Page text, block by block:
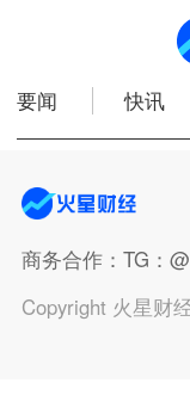
要闻 快讯
商务合作：TG：
Copyright 火星财